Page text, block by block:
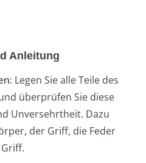
Anleitung
Legen Sie alle Teile des
überprüfen Sie diese
Unversehrtheit. Dazu
der Griff, die Feder